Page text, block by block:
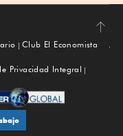
Subir
Club El Economista
Privacidad Integral